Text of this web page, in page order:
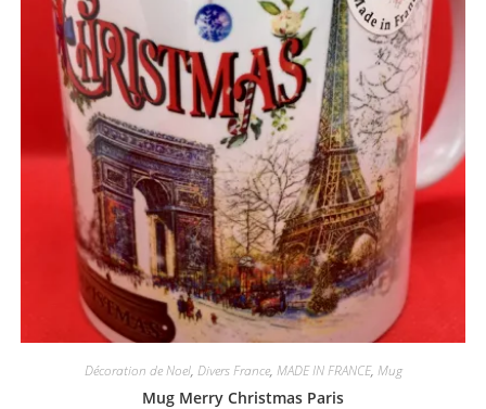
Décoration de Noel, Divers France, MADE IN FRANCE, Mug
Mug Merry Christmas Paris